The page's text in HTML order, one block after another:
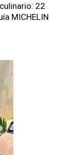
22
MICHELIN